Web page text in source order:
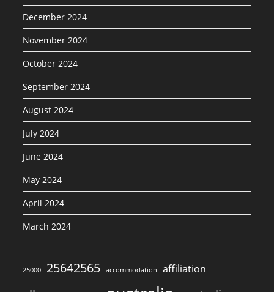
December 2024
November 2024
October 2024
September 2024
August 2024
July 2024
June 2024
May 2024
April 2024
March 2024
25000 25642565 accommodation affiliation